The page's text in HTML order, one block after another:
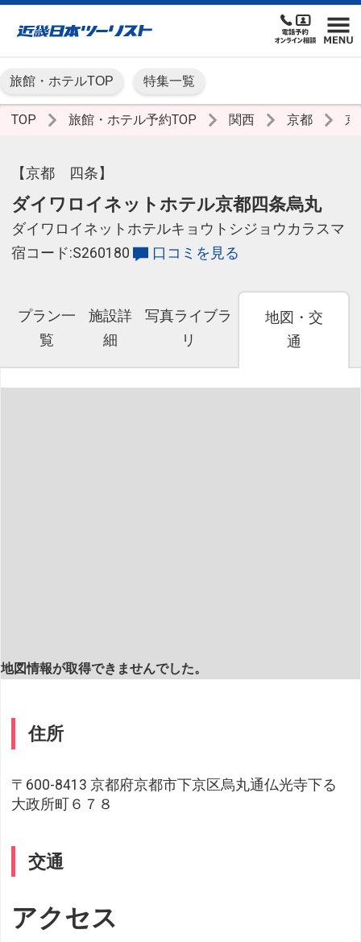
旅館・ホテルTOP 特集一覧
TOP 旅館・ホテル予約TOP 関西 京都 京
【京都 四条】
ダイワロイネットホテル京都四条烏丸
ダイワロイネットホテルキョウトシジョウカラスマ
宿コード:S260180
口コミを見る
プラン一
覧
施設詳
細
写真ライブラ
リ
地図・交
通
地図情報が取得できませんでした。
住所
〒600-8413 京都府京都市下京区烏丸通仏光寺下る
大政所町６７８
交通
アクセス